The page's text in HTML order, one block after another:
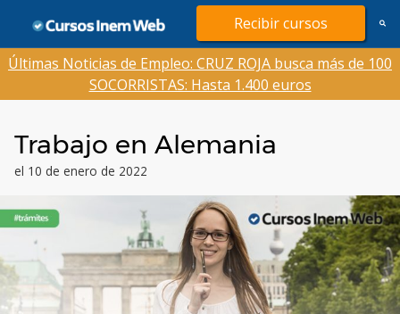
contenido
Recibir cursos
Últimas Noticias de Empleo: CRUZ ROJA busca más de 100
SOCORRISTAS: Hasta 1.400 euros
Trabajo en Alemania
el 10 de enero de 2022